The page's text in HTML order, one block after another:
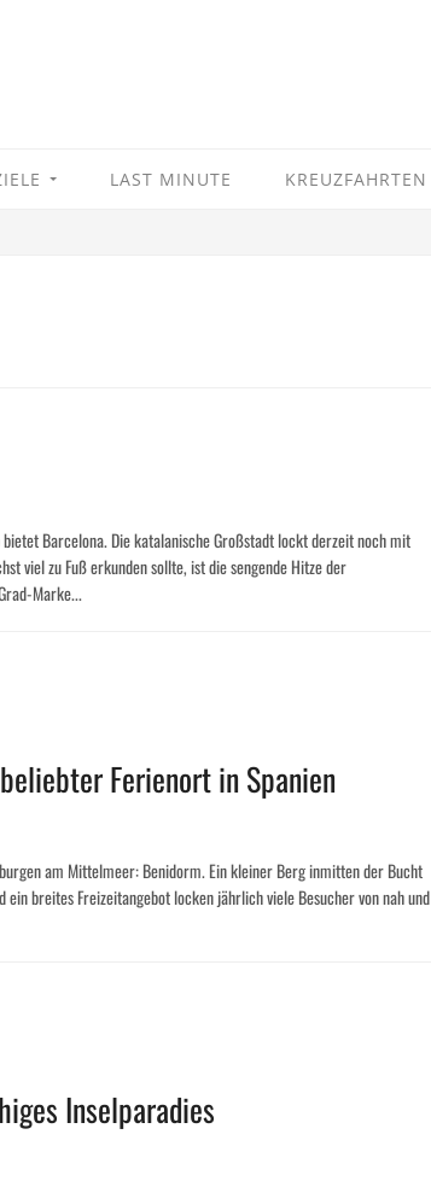
LAST MINUTE KREUZFAHRTEN
Barcelona. Die katalanische Großstadt lockt derzeit noch mit
viel zu Fuß erkunden sollte, ist die sengende Hitze der
Marke...
Ferienort in Spanien
am Mittelmeer: Benidorm. Ein kleiner Berg inmitten der Bucht
breites Freizeitangebot locken jährlich viele Besucher von nah und
Inselparadies